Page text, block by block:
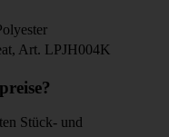
Art. LPJH004K
Stück- und